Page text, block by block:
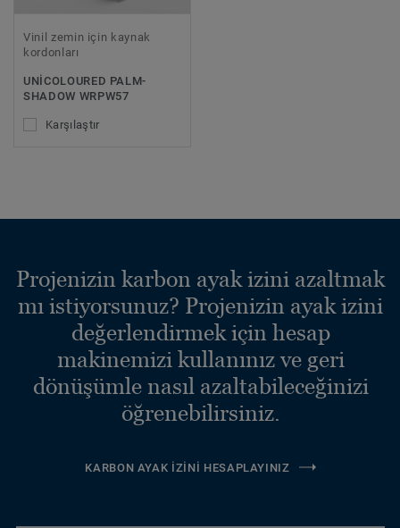
Vinil zemin için kaynak
kordonları
UNICOLOURED PALM-
SHADOW WRPW57
Karşılaştır
Projenizin karbon ayak izini azaltmak
mı istiyorsunuz? Projenizin ayak izini
değerlendirmek için hesap
makinemizi kullanınız ve geri
dönüşümle nasıl azaltabileceğinizi
öğrenebilirsiniz.
KARBON AYAK İZINI HESAPLAYINIZ